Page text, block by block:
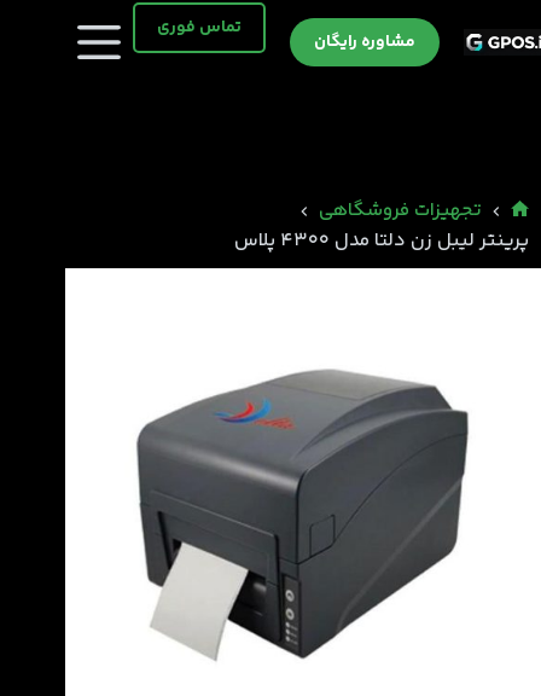
به
مشاوره رایگان
تماس فوری
خانه
تجهیزات فروشگاهی
پرینتر لیبل زن دلتا مدل 4300 پلاس